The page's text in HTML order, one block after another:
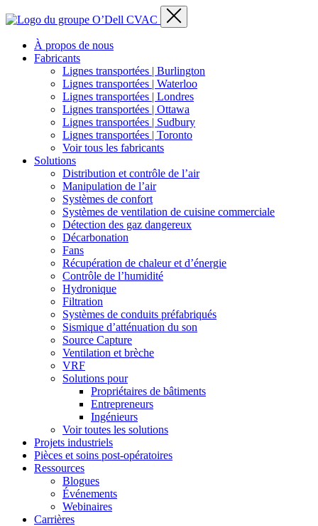
À propos de nous
Fabricants
Lignes transportées | Burlington
Lignes transportées | Waterloo
Lignes transportées | Londres
Lignes transportées | Ottawa
Lignes transportées | Sudbury
Lignes transportées | Toronto
Voir tous les fabricants
Solutions
Distribution et contrôle de l’air
Manipulation de l’air
Systèmes de confort
Systèmes de ventilation de cuisine commerciale
Détection des gaz dangereux
Décarbonation
Fans
Récupération de chaleur et d’énergie
Contrôle de l’humidité
Hydronique
Filtration
Systèmes de conduits préfabriqués
Sismique d’atténuation du son
Source Capture
Ventilation et brèche
VRF
Solutions pour
Propriétaires de bâtiments
Entrepreneurs
Ingénieurs
Voir toutes les solutions
Projets industriels
Pièces et soins post-opératoires
Ressources
Blogues
Événements
Webinaires
Carrières